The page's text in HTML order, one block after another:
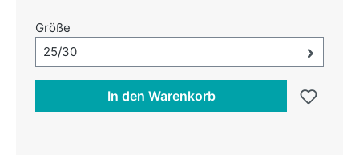
Größe
Größe-Auswahl öffnen, aktuell ausgewählt:
25/30
In den Warenkorb